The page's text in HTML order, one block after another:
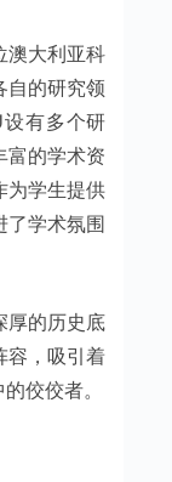
澳大利亚科
自的研究领
有多个研
富的学术资
为学生提供
了学术氛围
厚的历史底
容，吸引着
佼佼者。